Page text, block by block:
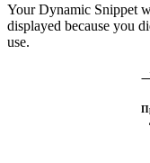
Your Dynamic Snippet
displayed because you
use.